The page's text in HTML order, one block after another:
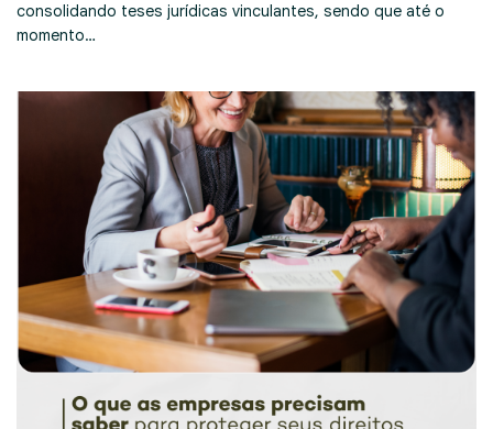
consolidando teses jurídicas vinculantes, sendo que até o
momento…